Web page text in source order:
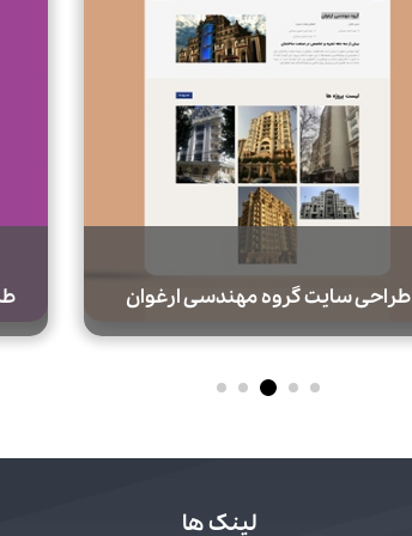
طراحی سایت گروه مهندسی ارغوان
لینک ها